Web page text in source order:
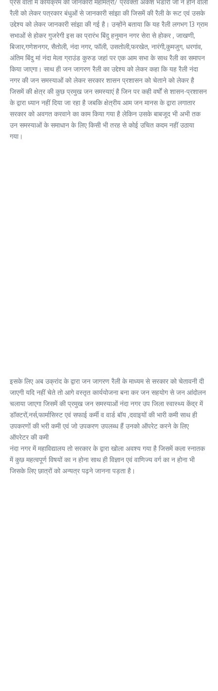
प्रेस वार्ता में कार्यक्रम की जानकारी महामंत्री/ प्रवक्ता अंकेश भंडारी जी ने होने वाली
रैली को लेकर पत्रकार बंधुओं से जानकारी सांझा की जिसमें की रैली के रूट एवं उसके
उद्देश्य को लेकर जानकारी सांझा की गई है। उन्होंने बताया कि यह रैली लगभग 13 ग्राम
सभाओं से होकर गुजरेगी इस का प्रारंभ बिंदु हनुमान नगर सेरा से होकर , जाखणी,
बिजार,गणेशनगर, सैतोली, नंदा नगर, फॉली, उसतोली,फरखेत, नारंगी,कुमजुग, धरगांव,
अंतिम बिंदु मां नंदा मेला ग्राउंड कुरुड जहां पर एक आम सभा के साथ रैली का समापन
किया जाएगा। साथ ही जन जागरण रैली का उद्देश्य को लेकर कहा कि यह रैली नंदा
नगर की जन समस्याओं को लेकर सरकार शासन प्रशासन को चेताने को लेकर है
जिसमें की क्षेत्र की कुछ प्रमुख जन समस्याएं है जिन पर कही वर्षों से शासन-प्रशासन
के द्वारा ध्यान नहीं दिया जा रहा है जबकि क्षेत्रीय आम जन मानस के द्वारा लगातार
सरकार को अवगत करवाने का काम किया गया है लेकिन उसके बाबजूद भी अभी तक
उन समस्याओं के समाधान के लिए किसी भी तरह से कोई उचित कदम नहीं उठाया
गया।
इसके लिए अब उक्रांद के द्वारा जन जागरण रैली के माध्यम से सरकार को चेतावनी दी
जाएगी यदि नहीं चेते तो आगे वस्तृत कार्ययोजना बना कर जन सहयोग से जन आंदोलन
चलाया जाएगा जिसमें की प्रमुख जन समस्याओं नंदा नगर उप जिला स्वास्थ्य केंद्र में
डॉक्टरों,नर्स,फार्मासिस्ट एवं सफाई कर्मी व वार्ड बॉय ,दवाइयों की भारी कमी साथ ही
उपकरणों की भरी कमी एवं जो उपकरण उपलब्ध हैं उनको ऑपरेट करने के लिए
ऑपरेटर की कमी
नंदा नगर में महाविद्यालय तो सरकार के द्वारा खोला अवश्य गया है जिसमें कला स्नातक
में कुछ महत्वपूर्ण विषयों का न होना साथ ही विज्ञान एवं वाणिज्य वर्ग का न होना भी
जिसके लिए छात्रों को अन्यत्र पढ़ने जानना पड़ता है।